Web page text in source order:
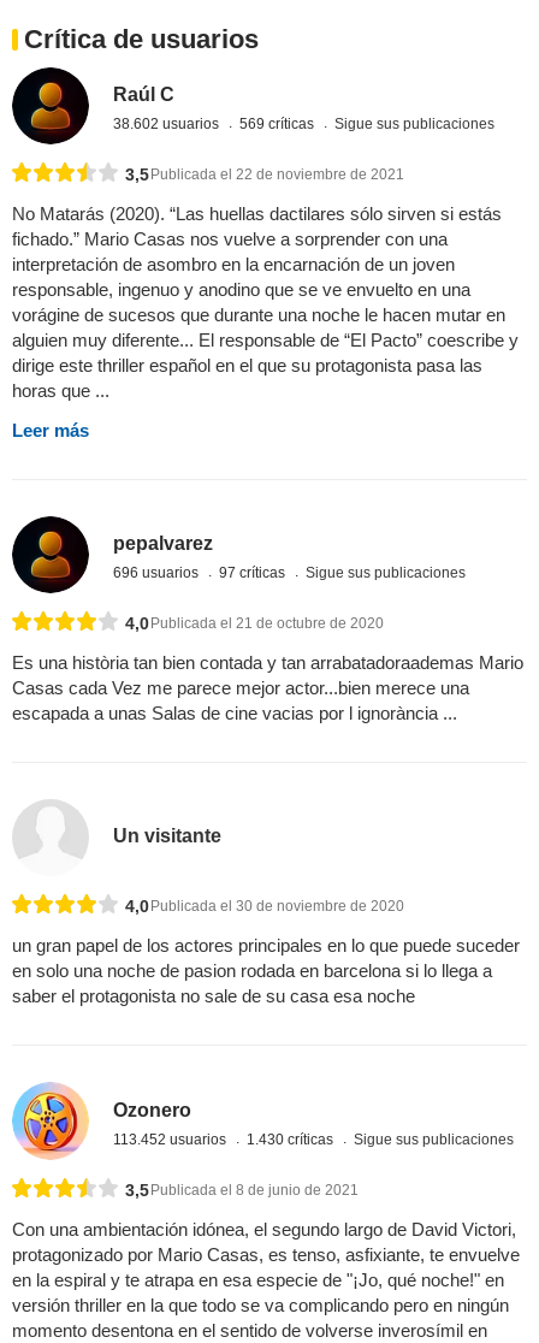
Crítica de usuarios
Raúl C
38.602 usuarios 569 críticas Sigue sus publicaciones
3,5Publicada el 22 de noviembre de 2021
No Matarás (2020). “Las huellas dactilares sólo sirven si estás
fichado.” Mario Casas nos vuelve a sorprender con una
interpretación de asombro en la encarnación de un joven
responsable, ingenuo y anodino que se ve envuelto en una
vorágine de sucesos que durante una noche le hacen mutar en
alguien muy diferente... El responsable de “El Pacto” coescribe y
dirige este thriller español en el que su protagonista pasa las
horas que ...
Leer más
pepalvarez
696 usuarios 97 críticas Sigue sus publicaciones
4,0 Publicada el 21 de octubre de 2020
Es una història tan bien contada y tan arrabatadoraademas Mario
Casas cada Vez me parece mejor actor...bien merece una
escapada a unas Salas de cine vacias por l ignorància ...
Un visitante
4,0 Publicada el 30 de noviembre de 2020
un gran papel de los actores principales en lo que puede suceder
en solo una noche de pasion rodada en barcelona si lo llega a
saber el protagonista no sale de su casa esa noche
Ozonero
113.452 usuarios 1.430 críticas Sigue sus publicaciones
3,5Publicada el 8 de junio de 2021
Con una ambientación idónea, el segundo largo de David Victori,
protagonizado por Mario Casas, es tenso, asfixiante, te envuelve
en la espiral y te atrapa en esa especie de "¡Jo, qué noche!" en
versión thriller en la que todo se va complicando pero en ningún
momento desentona en el sentido de volverse inverosímil en